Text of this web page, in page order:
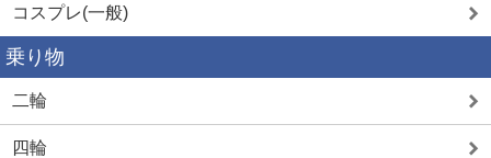
コスプレ(一般)
乗り物
二輪
四輪